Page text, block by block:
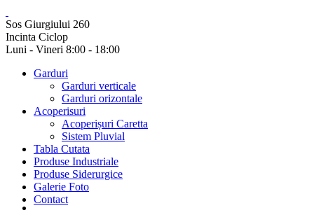
Sos Giurgiului 260
Incinta Ciclop
Luni - Vineri 8:00 - 18:00
Garduri
Garduri verticale
Garduri orizontale
Acoperisuri
Acoperișuri Caretta
Sistem Pluvial
Tabla Cutata
Produse Industriale
Produse Siderurgice
Galerie Foto
Contact